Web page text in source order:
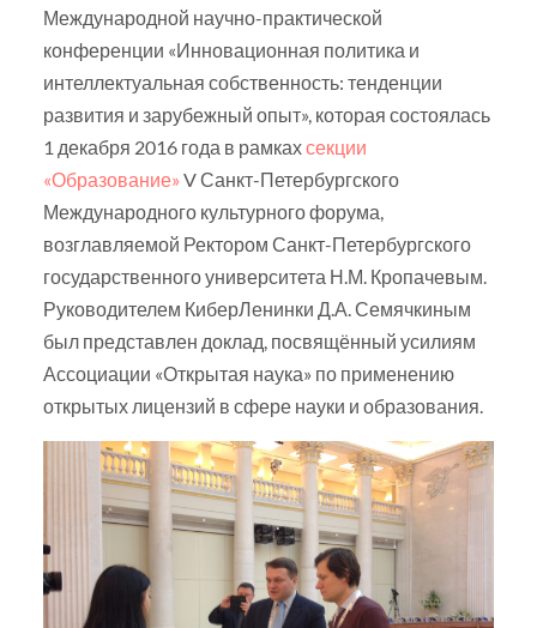
Международной научно-практической
конференции «Инновационная политика и
интеллектуальная собственность: тенденции
развития и зарубежный опыт», которая состоялась
1 декабря 2016 года в рамкахсекции
«Образование» V Санкт-Петербургского
Международного культурного форума,
возглавляемой Ректором Санкт-Петербургского
государственного университета Н.М. Кропачевым.
Руководителем КиберЛенинки Д.А. Семячкиным
был представлен доклад, посвящённый усилиям
Ассоциации «Открытая наука» по применению
открытых лицензий в сфере науки и образования.